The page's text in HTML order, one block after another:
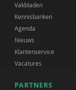
Vakbladen
Kennisbanken
Agenda
Nieuws
Klantenservice
Vacatures
PARTNERS